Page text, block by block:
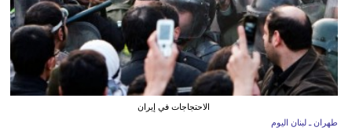
الاحتجاجات في إيران
طهران ـ لبنان اليوم